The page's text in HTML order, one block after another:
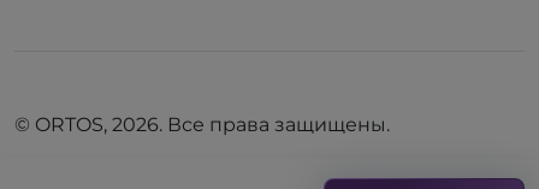
© ORTOS, 2026. Все права защищены.